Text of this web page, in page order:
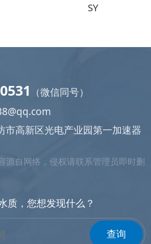
SY
（微信同号）
市高新区光电产业园第一加速器
源自网络，侵权请联系管理员即时删
质，您想发现什么？
查询